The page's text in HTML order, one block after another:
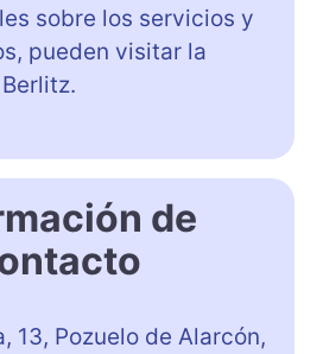
sobre los servicios y
pueden visitar la
de
13, Pozuelo de Alarcón,